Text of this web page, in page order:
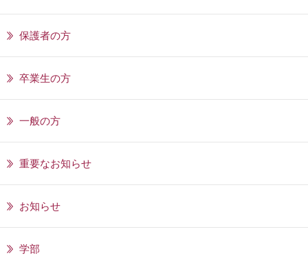
保護者の方
卒業生の方
一般の方
重要なお知らせ
お知らせ
学部